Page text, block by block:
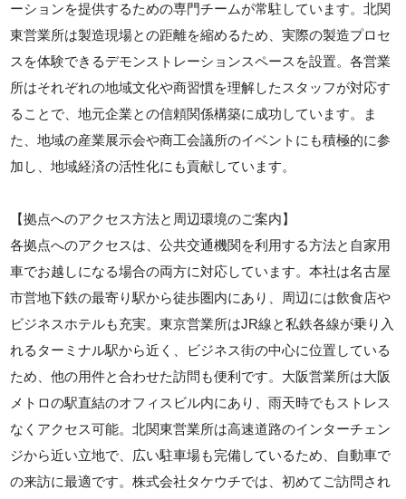
ーションを提供するための専門チームが常駐しています。北関
東営業所は製造現場との距離を縮めるため、実際の製造プロセ
スを体験できるデモンストレーションスペースを設置。各営業
所はそれぞれの地域文化や商習慣を理解したスタッフが対応す
ることで、地元企業との信頼関係構築に成功しています。ま
た、地域の産業展示会や商工会議所のイベントにも積極的に参
加し、地域経済の活性化にも貢献しています。
【拠点へのアクセス方法と周辺環境のご案内】
各拠点へのアクセスは、公共交通機関を利用する方法と自家用
車でお越しになる場合の両方に対応しています。本社は名古屋
市営地下鉄の最寄り駅から徒歩圏内にあり、周辺には飲食店や
ビジネスホテルも充実。東京営業所はJR線と私鉄各線が乗り入
れるターミナル駅から近く、ビジネス街の中心に位置している
ため、他の用件と合わせた訪問も便利です。大阪営業所は大阪
メトロの駅直結のオフィスビル内にあり、雨天時でもストレス
なくアクセス可能。北関東営業所は高速道路のインターチェン
ジから近い立地で、広い駐車場も完備しているため、自動車で
の来訪に最適です。株式会社タケウチでは、初めてご訪問され